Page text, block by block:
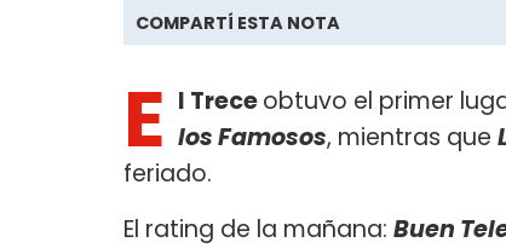
COMPARTÍ ESTA NOTA
E l Treceobtuvo el primer
los Famosos, mientras que
feriado.
El rating de la mañana: Buen